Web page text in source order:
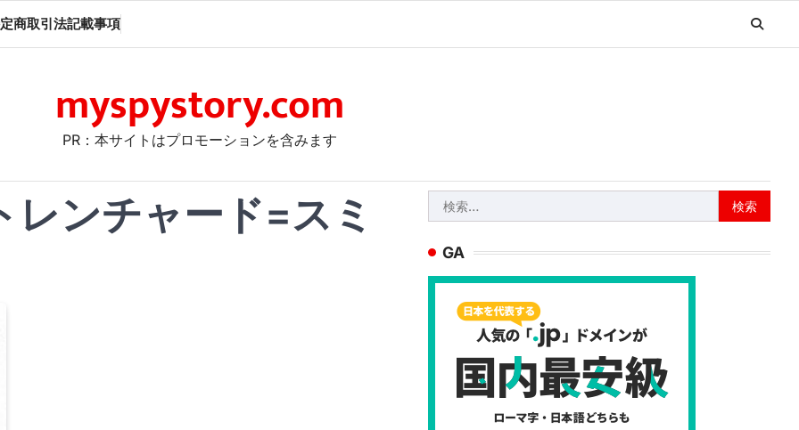
商取引法記載事項
myspystory.com
PR：本サイトはプロモーションを含みます
レンチャード=スミ
索:
GA